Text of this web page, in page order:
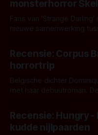
monsterhorror
Fans van 'Strange
nieuwe samenwerking
'Skeletons', een nieuwe
opnames zijn gestart in
Recensie: Corpus
horrortrip
Belgische dichter
met haar debuutroman.
achtergrond, belooft iets
iets ongrijpbaars. En dat
waar.
Recensie: Hungry -
kudde nijlpaarden